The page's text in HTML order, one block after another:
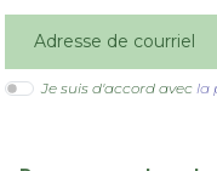
S'inscrire
Je suis d'accord avec la